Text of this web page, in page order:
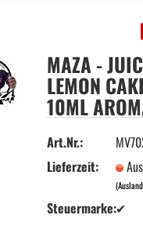
MAZA -
LEMON
10ML
Art.Nr.:
Lieferzeit:
Steuermarke:✔